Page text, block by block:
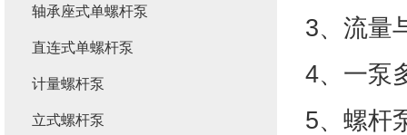
3、流量
4、一泵
5、螺杆
轴承座式单螺杆泵
直连式单螺杆泵
计量螺杆泵
立式螺杆泵